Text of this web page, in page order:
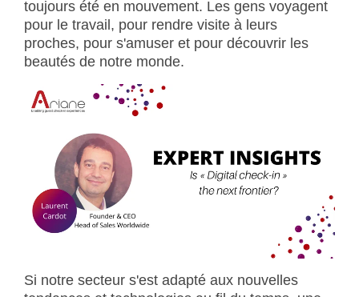
toujours été en mouvement. Les gens voyagent
pour le travail, pour rendre visite à leurs
proches, pour s'amuser et pour découvrir les
beautés de notre monde.
Si notre secteur s'est adapté aux nouvelles